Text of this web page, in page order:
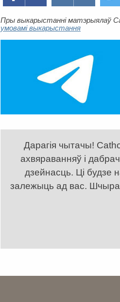
Пры выкарыстанні матэрыялаў
умовамі выкарыстання
Дарагія чытачы!
ахвяраванняў і
дзейнасць. Ці будзе
залежыць ад вас. Шчыра